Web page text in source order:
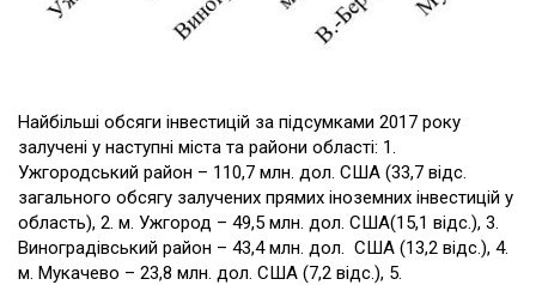
Найбільші обсяги інвестицій за підсумками 2017 року
залучені у наступні міста та райони області: 1.
Ужгородський район – 110,7 млн. дол. США (33,7 відс.
загального обсягу залучених прямих іноземних інвестицій у
область), 2. м. Ужгород – 49,5 млн. дол. США(15,1 відс.), 3.
Виноградівський район – 43,4 млн. дол. США (13,2 відс.), 4.
м. Мукачево – 23,8 млн. дол. США (7,2 відс.), 5.